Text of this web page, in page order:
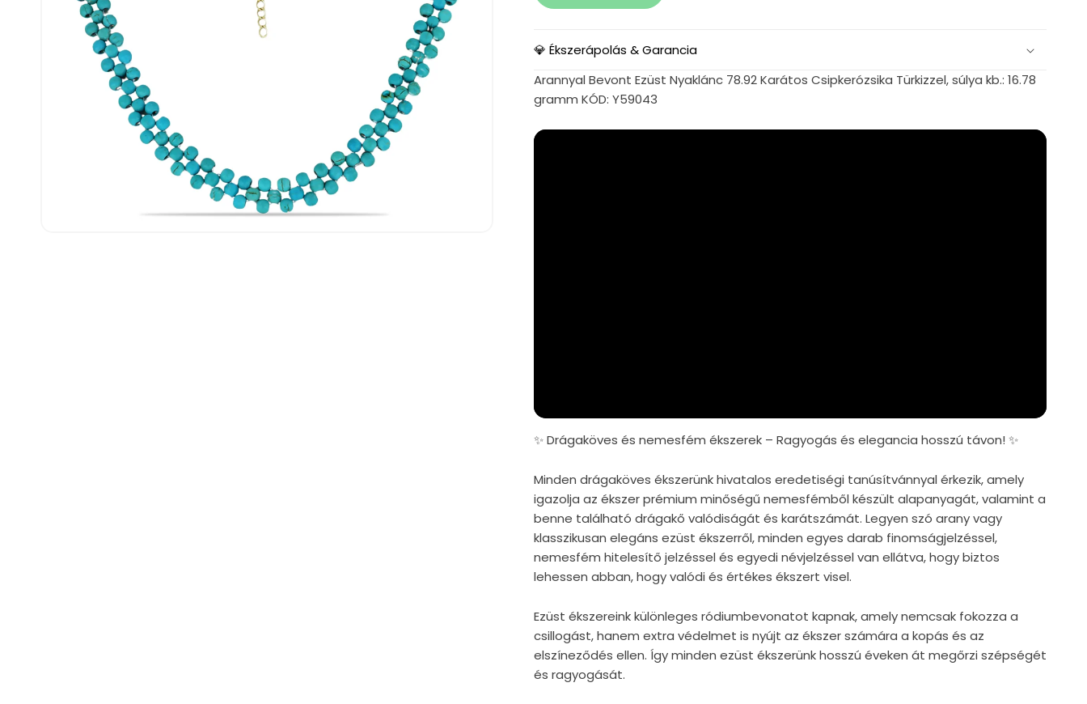
💎 Ékszerápolás & Garancia
Arannyal Bevont Ezüst Nyaklánc 78.92 Karátos Csipkerózsika Türkizzel, súlya kb.: 16.78
gramm KÓD: Y59043
✨ Drágaköves és nemesfém ékszerek – Ragyogás és elegancia hosszú távon! ✨
Minden drágaköves ékszerünk hivatalos eredetiségi tanúsítvánnyal érkezik, amely
igazolja az ékszer prémium minőségű nemesfémből készült alapanyagát, valamint a
benne található drágakő valódiságát és karátszámát. Legyen szó arany vagy
klasszikusan elegáns ezüst ékszerről, minden egyes darab finomságjelzéssel,
nemesfém hitelesítő jelzéssel és egyedi névjelzéssel van ellátva, hogy biztos
lehessen abban, hogy valódi és értékes ékszert visel.
Ezüst ékszereink különleges ródiumbevonatot kapnak, amely nemcsak fokozza a
csillogást, hanem extra védelmet is nyújt az ékszer számára a kopás és az
elszíneződés ellen. Így minden ezüst ékszerünk hosszú éveken át megőrzi szépségét
és ragyogását.